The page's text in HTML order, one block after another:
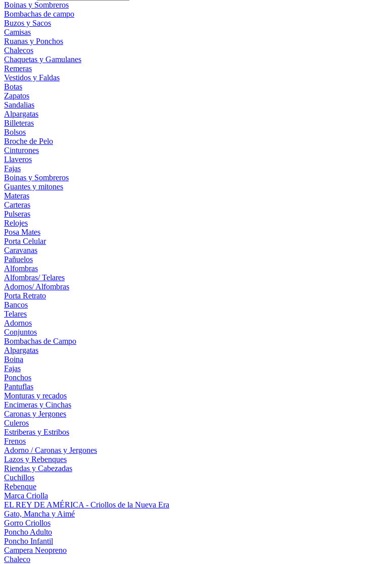
Boinas y Sombreros
Bombachas de campo
Buzos y Sacos
Camisas
Ruanas y Ponchos
Chalecos
Chaquetas y Gamulanes
Remeras
Vestidos y Faldas
Botas
Zapatos
Sandalias
Alpargatas
Billeteras
Bolsos
Broche de Pelo
Cinturones
Llaveros
Fajas
Boinas y Sombreros
Guantes y mitones
Materas
Carteras
Pulseras
Relojes
Posa Mates
Porta Celular
Caravanas
Pañuelos
Alfombras
Alfombras/ Telares
Adornos/ Alfombras
Porta Retrato
Bancos
Telares
Adornos
Conjuntos
Bombachas de Campo
Alpargatas
Boina
Fajas
Ponchos
Pantuflas
Monturas y recados
Encimeras y Cinchas
Caronas y Jergones
Culeros
Estriberas y Estribos
Frenos
Adorno / Caronas y Jergones
Lazos y Rebenques
Riendas y Cabezadas
Cuchillos
Rebenque
Marca Criolla
EL REY DE AMÉRICA - Criollos de la Nueva Era
Gato, Mancha y Aimé
Gorro Criollos
Poncho Adulto
Poncho Infantil
Campera Neopreno
Chaleco